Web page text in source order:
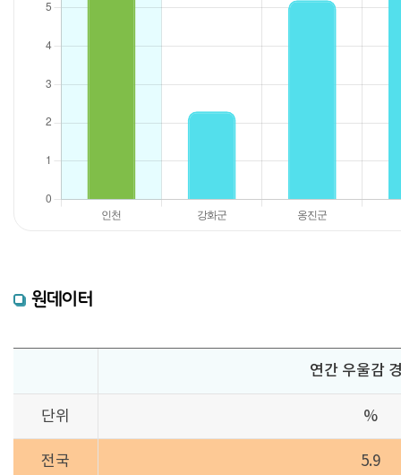
원데이터
연간 우울감
단위 %
전국 5.9